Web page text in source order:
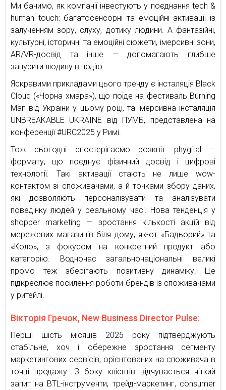
Ми бачимо, як компанії інвестують у поєднання tech &
human touch: багатосенсорні та емоційні активації із
залученням зору, слуху, дотику людини. А фантазійні,
культурні, історичні та емоційні сюжети, імерсивні зони,
AR/VR-досвід та інше — допомагають глибше
занурити людину в подію.
Яскравими прикладами цього тренду є інсталяція Black
Cloud («Чорна хмара»), що поїде на фестиваль Burning
Man від України у цьому році, та імерсивна інсталяція
UNBREAKABLE UKRAINE від ПУМБ, представлена на
конференції #URC2025 у Римі.
Тож сьогодні спостерігаємо розквіт phygital —
формату, що поєднує фізичний досвід і цифрові
технології. Такі активації стають не лише wow-
контактом зі споживачами, а й точками збору даних,
які дозволяють персоналізувати та аналізувати
поведінку людей у реальному часі. Нова тенденція у
shopper marketing — зростання кількості акцій від
мережевих магазинів біля дому, як-от «Бадьорий» та
«Коло», з фокусом на конкретний продукт або
категорію. Водночас загальнонаціональні великі
промо теж зберігають позитивну динаміку. Це
підкреслює посилення роботи брендів із споживачами
у ритейлі.
Вікторія Гречок, New Business Director Pulse:
Перші шість місяців 2025 року підтверджують
стабільне, хоч і обережне зростання сегменту
маркетингових сервісів, орієнтованих на споживача в
точці продажу. З боку клієнтів відчувається чіткий
запит на BTL-інструменти, трейд-маркетинг, consumer